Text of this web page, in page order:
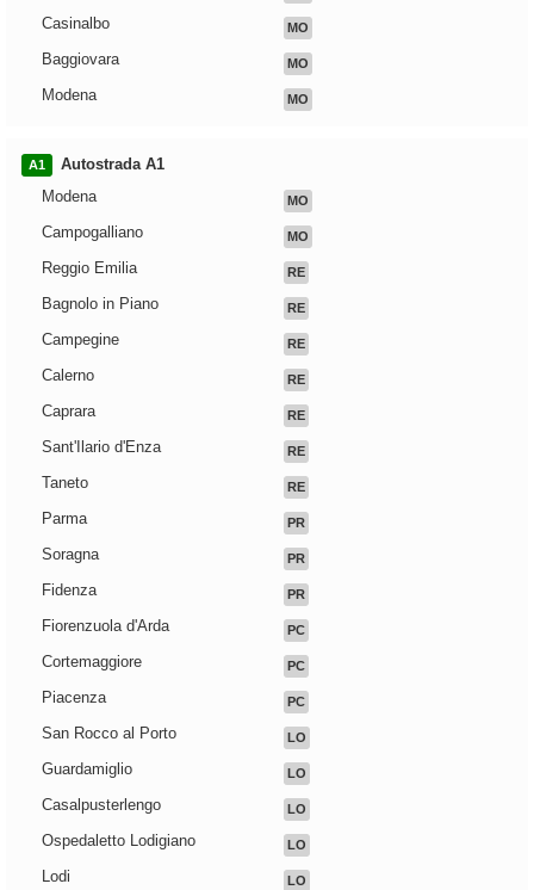
Casinalbo MO
Baggiovara MO
Modena MO
A1
Autostrada A1
Modena
MO
Campogalliano MO
Reggio Emilia RE
Bagnolo in Piano RE
Campegine RE
Calerno RE
Caprara RE
Sant'Ilario d'Enza RE
Taneto RE
Parma PR
Soragna PR
Fidenza PR
Fiorenzuola d'Arda PC
Cortemaggiore PC
Piacenza PC
San Rocco al Porto LO
Guardamiglio LO
Casalpusterlengo LO
Ospedaletto Lodigiano LO
Lodi LO